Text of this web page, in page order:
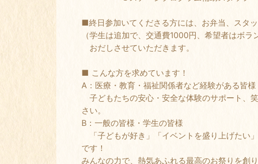
■終日参加いてくださる方には、お弁当、スタ
（学生は追加で、交通費1000円、希望者はボラ
おだしさせていただきます。
■ こんな方を求めています！
A：医療・教育・福祉関係者など経験がある皆様
子どもたちの安心・安全な体験のサポート、
さい。
B：一般の皆様・学生の皆様
「子どもが好き」「イベントを盛り上げたい
です！
みんなの力で、熱気あふれる最高のお祭りを創